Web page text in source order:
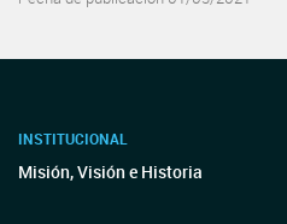
INSTITUCIONAL
Misión, Visión e Historia